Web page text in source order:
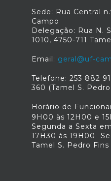
Sede: Rua Central
Campo
Delegação: Rua N.
1010, 4750-711
Email: geral@uf-
Telefone: 253 882
360 (Tamel S.
Horário de
9H00 às 12H00 e
Segunda a Sexta
17H30 às 19H00-
Tamel S. Pedro Fins